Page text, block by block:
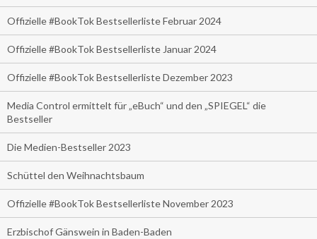
Offizielle #BookTok Bestsellerliste Februar 2024
Offizielle #BookTok Bestsellerliste Januar 2024
Offizielle #BookTok Bestsellerliste Dezember 2023
Media Control ermittelt für „eBuch“ und den „SPIEGEL“ die
Bestseller
Die Medien-Bestseller 2023
Schüttel den Weihnachtsbaum
Offizielle #BookTok Bestsellerliste November 2023
Erzbischof Gänswein in Baden-Baden